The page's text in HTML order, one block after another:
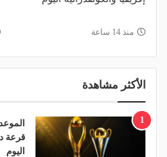
منذ 14 ساعة
الأكثر مشاهدة
1
قرعة
اليوم